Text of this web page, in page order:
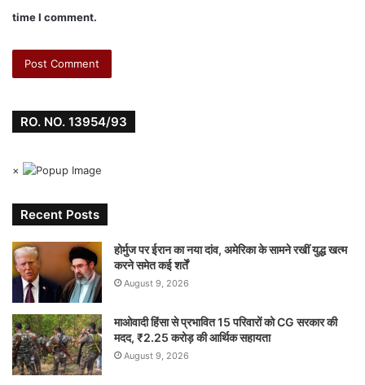
time I comment.
RO. NO. 13954/93
×
Recent Posts
होर्मुज पर ईरान का नया दांव, अमेरिका के सामने रखीं युद्ध खत्म
करने समेत कई शर्तें
August 9, 2026
माओवादी हिंसा से प्रभावित 15 परिवारों को CG सरकार की
मदद, ₹2.25 करोड़ की आर्थिक सहायता
August 9, 2026